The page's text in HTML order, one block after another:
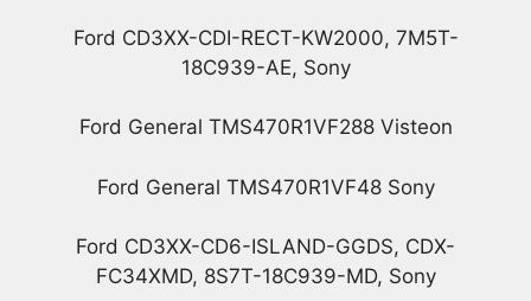
Ford CD3XX-CDI-RECT-KW2000, 7M5T-
18C939-AE, Sony
Ford General TMS470R1VF288 Visteon
Ford General TMS470R1VF48 Sony
Ford CD3XX-CD6-ISLAND-GGDS, CDX-
FC34XMD, 8S7T-18C939-MD, Sony